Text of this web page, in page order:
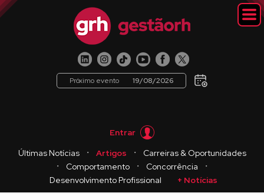
Próximo evento 19/08/2026
Entrar
Últimas Notícias
・ Artigos ・
Carreiras & Oportunidades
・
Comportamento ・ Concorrência
・
Desenvolvimento Profissional
+ Notícias